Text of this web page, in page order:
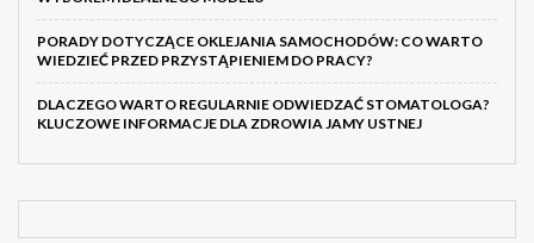
PORADY DOTYCZĄCE OKLEJANIA SAMOCHODÓW: CO WARTO
WIEDZIEĆ PRZED PRZYSTĄPIENIEM DO PRACY?
DLACZEGO WARTO REGULARNIE ODWIEDZAĆ STOMATOLOGA?
KLUCZOWE INFORMACJE DLA ZDROWIA JAMY USTNEJ